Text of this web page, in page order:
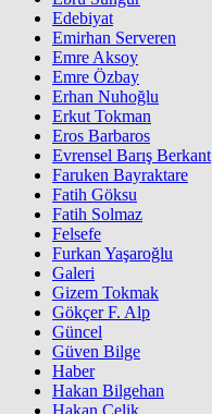
Edebiyat
Emirhan Serveren
Emre Aksoy
Emre Özbay
Erhan Nuhoğlu
Erkut Tokman
Eros Barbaros
Evrensel Barış Berkant
Faruken Bayraktare
Fatih Göksu
Fatih Solmaz
Felsefe
Furkan Yaşaroğlu
Galeri
Gizem Tokmak
Gökçer F. Alp
Güncel
Güven Bilge
Haber
Hakan Bilgehan
Hakan Çelik